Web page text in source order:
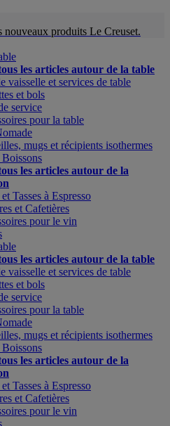
nouveaux produits Le Creuset.
les articles autour de la table
vaisselle et services de table
et bols
service
pour la table
mugs et récipients isothermes
les articles autour de la
Tasses à Espresso
et Cafetières
pour le vin
les articles autour de la table
vaisselle et services de table
et bols
service
pour la table
mugs et récipients isothermes
les articles autour de la
Tasses à Espresso
et Cafetières
pour le vin